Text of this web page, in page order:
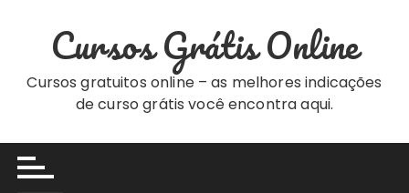
conteúdo
Cursos Grátis Online
Cursos gratuitos online – as melhores indicações
de curso grátis você encontra aqui.